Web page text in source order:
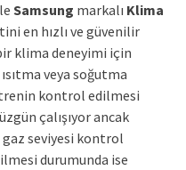
Samsung markalı Klima
en hızlı ve güvenilir
klima deneyimi için
veya soğutma
kontrol edilmesi
çalışıyor ancak
gaz seviyesi kontrol
durumunda ise